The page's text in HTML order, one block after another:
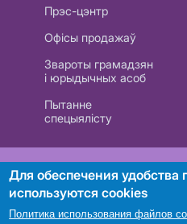
Прэс-цэнтр
Офісы продажаў
Звароты грамадзян
і юрыдычных асоб
Пытанне
спецыялісту
РУП «Белтэлекам». УНП
Для обеспечения удобства
используются cookies
Политика использования файлов